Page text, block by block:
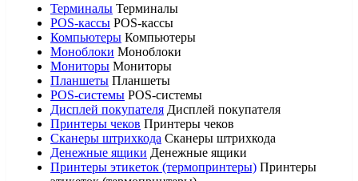
Терминалы Терминалы
POS-кассы POS-кассы
Компьютеры Компьютеры
Моноблоки Моноблоки
Мониторы Мониторы
Планшеты Планшеты
POS-системы POS-системы
Дисплей покупателя Дисплей покупателя
Принтеры чеков Принтеры чеков
Сканеры штрихкода Сканеры штрихкода
Денежные ящики Денежные ящики
Принтеры этикеток (термопринтеры) Принтеры